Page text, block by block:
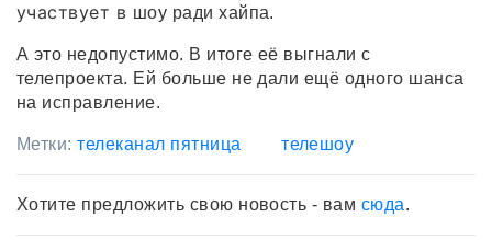
участвует в шоу ради хайпа.
А это недопустимо. В итоге её выгнали с
телепроекта. Ей больше не дали ещё одного шанса
на исправление.
Метки:телеканал пятница телешоу
Хотите предложить свою новость - вам сюда.